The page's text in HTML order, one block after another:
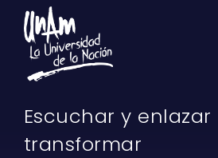
Escuchar y
transformar